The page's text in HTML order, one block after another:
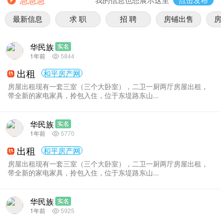
最新信息
求 职 招 聘 房铺出售
实名
华民族
1年前 5844
出租 和平房产网
房屋出租现有一套三室（三个大卧室），二卫一厨两厅房屋出租，
带全新的家电家具，拎包入住，位于东堤路东山...
实名
华民族
1年前 5770
出租 和平房产网
房屋出租现有一套三室（三个大卧室），二卫一厨两厅房屋出租，
带全新的家电家具，拎包入住，位于东堤路东山...
实名
华民族
1年前 5925